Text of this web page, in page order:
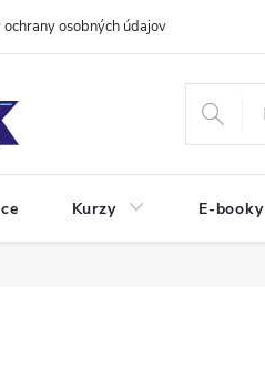
osobných údajov
Kurzy E-booky